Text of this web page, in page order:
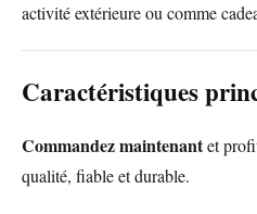
activité extérieure ou comme
Caractéristiques
Commandez maintenantet
qualité, fiable et durable.